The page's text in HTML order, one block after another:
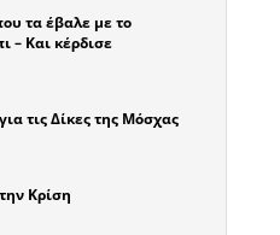
τα έβαλε με το
– Και κέρδισε
τις Δίκες της Μόσχας
Κρίση